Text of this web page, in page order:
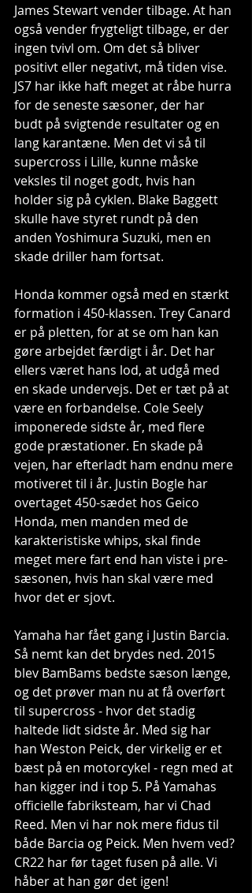
James Stewart vender tilbage. At han
også vender frygteligt tilbage, er der
ingen tvivl om. Om det så bliver
positivt eller negativt, må tiden vise.
JS7 har ikke haft meget at råbe hurra
for de seneste sæsoner, der har
budt på svigtende resultater og en
lang karantæne. Men det vi så til
supercross i Lille, kunne måske
veksles til noget godt, hvis han
holder sig på cyklen. Blake Baggett
skulle have styret rundt på den
anden Yoshimura Suzuki, men en
skade driller ham fortsat.
Honda kommer også med en stærkt
formation i 450-klassen. Trey Canard
er på pletten, for at se om han kan
gøre arbejdet færdigt i år. Det har
ellers været hans lod, at udgå med
en skade undervejs. Det er tæt på at
være en forbandelse. Cole Seely
imponerede sidste år, med flere
gode præstationer. En skade på
vejen, har efterladt ham endnu mere
motiveret til i år. Justin Bogle har
overtaget 450-sædet hos Geico
Honda, men manden med de
karakteristiske whips, skal finde
meget mere fart end han viste i pre-
sæsonen, hvis han skal være med
hvor det er sjovt.
Yamaha har fået gang i Justin Barcia.
Så nemt kan det brydes ned. 2015
blev BamBams bedste sæson længe,
og det prøver man nu at få overført
til supercross - hvor det stadig
haltede lidt sidste år. Med sig har
han Weston Peick, der virkelig er et
bæst på en motorcykel - regn med at
han kigger ind i top 5. På Yamahas
officielle fabriksteam, har vi Chad
Reed. Men vi har nok mere fidus til
både Barcia og Peick. Men hvem ved?
CR22 har før taget fusen på alle. Vi
håber at han gør det igen!